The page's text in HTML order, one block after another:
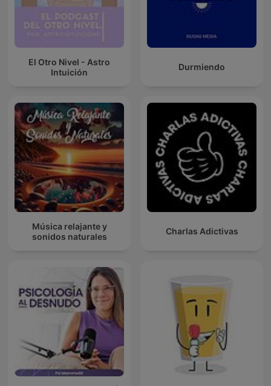
El Otro Nivel - Astro
Intuición
Durmiendo
Música relajante y
sonidos naturales
Charlas Adictivas